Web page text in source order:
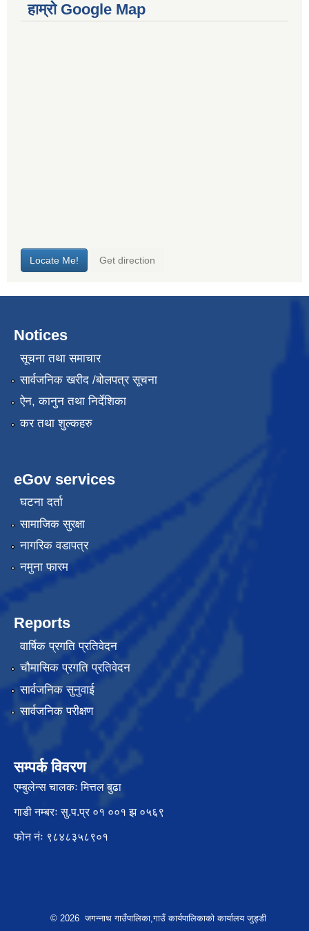
हाम्रो Google Map
Notices
सूचना तथा समाचार
सार्वजनिक खरीद /बोलपत्र सूचना
ऐन, कानुन तथा निर्देशिका
कर तथा शुल्कहरु
eGov services
घटना दर्ता
सामाजिक सुरक्षा
नागरिक वडापत्र
नमुना फारम
Reports
वार्षिक प्रगति प्रतिवेदन
चौमासिक प्रगति प्रतिवेदन
सार्वजनिक सुनुवाई
सार्वजनिक परीक्षण
सम्पर्क विवरण
एम्बुलेन्स चालकः मित्तल बुढा
गाडी नम्बरः सु.प.प्र ०१ ००१ झ ०५६९
फोन नंः ९८४८३५८९०१
© 2026 जगन्नाथ गाउँपालिका,गाउँ कार्यपालिकाको कार्यालय जुड्डी